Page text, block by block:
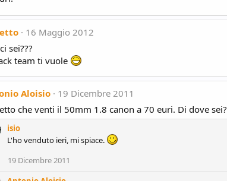
16 Maggio 2012
sei???
team ti vuole
Aloisio
19 Dicembre 2011
che venti il 50mm 1.8 canon a 70 euri. Di dove sei?
isio
L'ho venduto ieri, mi spiace.
19 Dicembre 2011